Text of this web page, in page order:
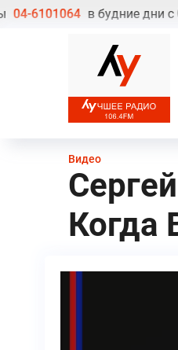
6101064 в будние дни с
Видео
Когда